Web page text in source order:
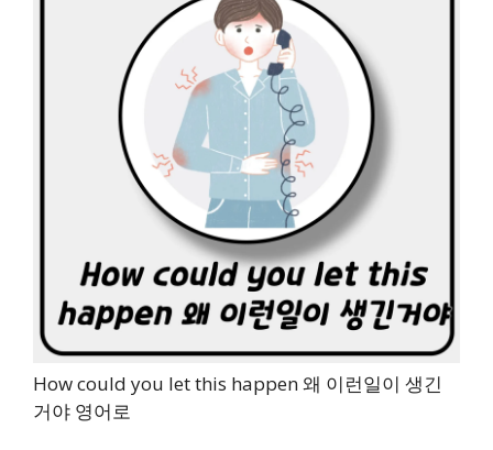
How could you let this happen 왜 이런일이 생긴
거야 영어로